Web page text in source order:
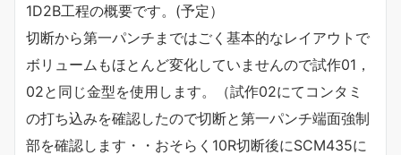
1D2B工程の概要です。(予定）
切断から第一パンチまではごく基本的なレイアウトで
ボリュームもほとんど変化していませんので試作01，
02と同じ金型を使用します。（試作02にてコンタミ
の打ち込みを確認したので切断と第一パンチ端面強制
部を確認します・・おそらく10R切断後にSCM435に